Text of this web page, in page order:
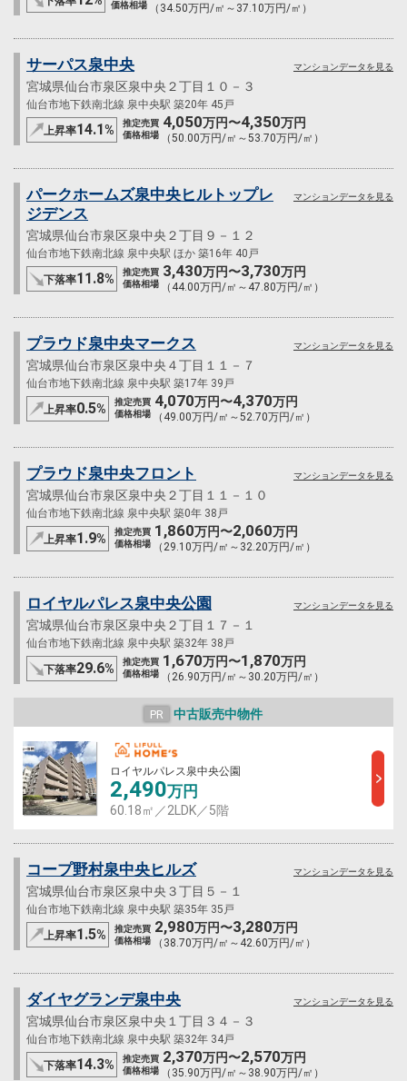
価格相場 （34.50万円/㎡～37.10万円/㎡）
サーパス泉中央
宮城県仙台市泉区泉中央２丁目１０－３
仙台市地下鉄南北線 泉中央駅 築20年 45戸
上昇率14.1%
推定売買
価格相場
4,050万円〜4,350万円
（50.00万円/㎡～53.70万円/㎡）
マンションデータを見る
パークホームズ泉中央ヒルトップレ
ジデンス
宮城県仙台市泉区泉中央２丁目９－１２
仙台市地下鉄南北線 泉中央駅 ほか 築16年 40戸
下落率11.8%
推定売買
価格相場
3,430万円〜3,730万円
（44.00万円/㎡～47.80万円/㎡）
マンションデータを見る
プラウド泉中央マークス
宮城県仙台市泉区泉中央４丁目１１－７
仙台市地下鉄南北線 泉中央駅 築17年 39戸
上昇率0.5%
推定売買
価格相場
4,070万円〜4,370万円
（49.00万円/㎡～52.70万円/㎡）
マンションデータを見る
プラウド泉中央フロント
宮城県仙台市泉区泉中央２丁目１１－１０
仙台市地下鉄南北線 泉中央駅 築0年 38戸
上昇率1.9%
推定売買
価格相場
1,860万円〜2,060万円
（29.10万円/㎡～32.20万円/㎡）
マンションデータを見る
ロイヤルパレス泉中央公園
宮城県仙台市泉区泉中央２丁目１７－１
仙台市地下鉄南北線 泉中央駅 築32年 38戸
下落率29.6%
推定売買
価格相場
1,670万円〜1,870万円
（26.90万円/㎡～30.20万円/㎡）
マンションデータを見る
PR 中古販売中物件
ロイヤルパレス泉中央公園
2,490万円
60.18㎡／2LDK／5階
コープ野村泉中央ヒルズ
宮城県仙台市泉区泉中央３丁目５－１
仙台市地下鉄南北線 泉中央駅 築35年 35戸
上昇率1.5%
推定売買
価格相場
2,980万円〜3,280万円
（38.70万円/㎡～42.60万円/㎡）
マンションデータを見る
ダイヤグランデ泉中央
宮城県仙台市泉区泉中央１丁目３４－３
仙台市地下鉄南北線 泉中央駅 築32年 34戸
下落率14.3%
推定売買
価格相場
2,370万円〜2,570万円
（35.90万円/㎡～38.90万円/㎡）
マンションデータを見る